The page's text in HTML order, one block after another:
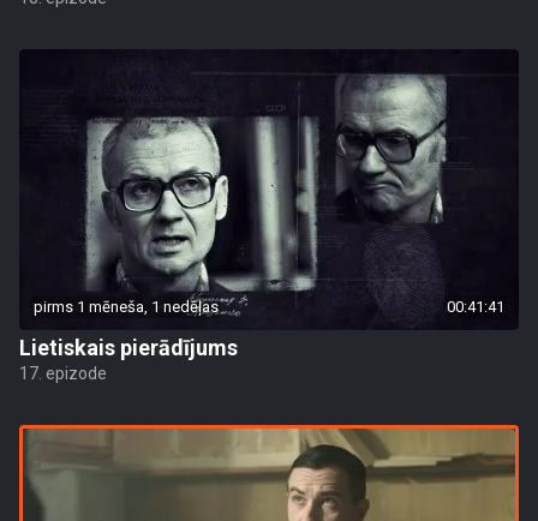
pirms 1 mēneša, 1 nedēļas 00:41:41
Lietiskais pierādījums
17. epizode